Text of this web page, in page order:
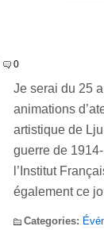
0
Je serai du 25
animations
artistique de
guerre de
l’Institut
également ce
Categories: